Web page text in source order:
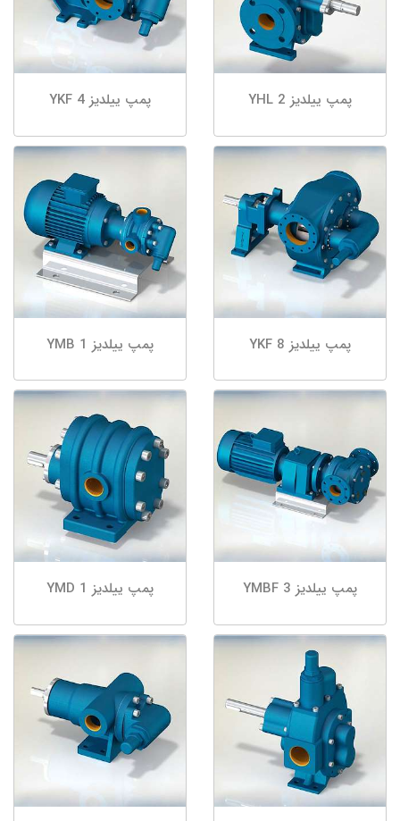
پمپ ییلدیز YHL 2 پمپ ییلدیز YKF 4
پمپ ییلدیز YKF 8 پمپ ییلدیز YMB 1
پمپ ییلدیز YMBF 3 پمپ ییلدیز YMD 1